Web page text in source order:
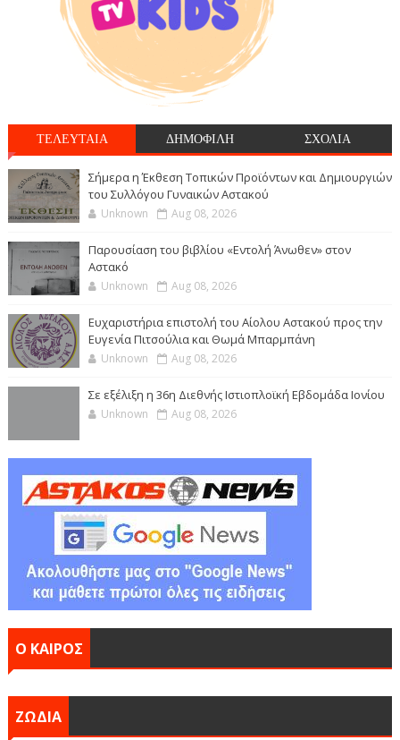
ΤΕΛΕΥΤΑΙΑ ΔΗΜΟΦΙΛΗ ΣΧΟΛΙΑ
Σήμερα η Έκθεση Τοπικών Προϊόντων και Δημιουργιών
του Συλλόγου Γυναικών Αστακού
Unknown Aug 08, 2026
Παρουσίαση του βιβλίου «Εντολή Άνωθεν» στον
Αστακό
Unknown Aug 08, 2026
Ευχαριστήρια επιστολή του Αίολου Αστακού προς την
Ευγενία Πιτσούλια και Θωμά Μπαρμπάνη
Unknown Aug 08, 2026
Σε εξέλιξη η 36η Διεθνής Ιστιοπλοϊκή Εβδομάδα Ιονίου
Unknown Aug 08, 2026
Ο ΚΑΙΡΟΣ
ΖΩΔΙΑ